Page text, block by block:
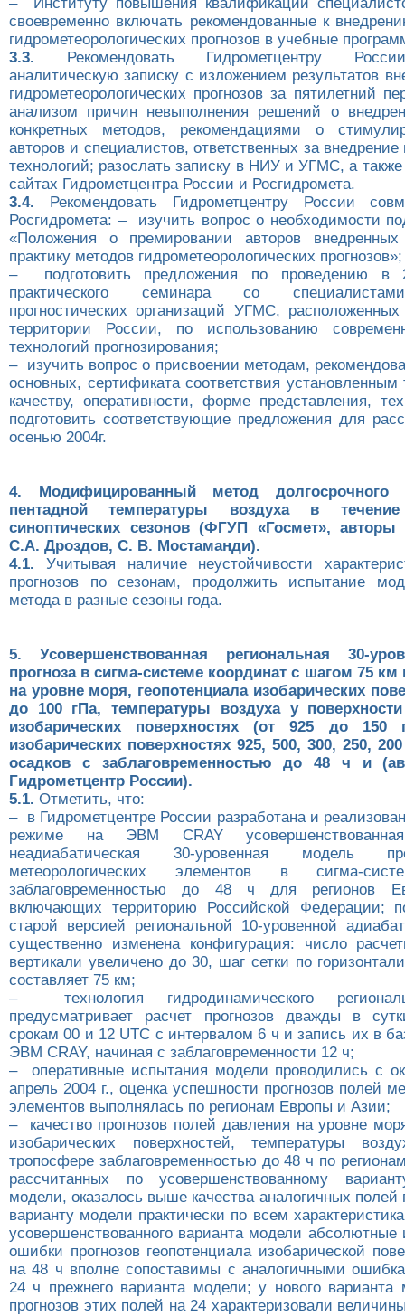
своевременно включать рекомендованные к
гидрометеорологических прогнозов в учебные
3.3. Рекомендовать Гидрометцентру
аналитическую записку с изложением результатов
гидрометеорологических прогнозов за пятилетний
анализом причин невыполнения решений о
конкретных методов, рекомендациями о
авторов и специалистов, ответственных за
технологий; разослать записку в НИУ и УГМС, а также
сайтах Гидрометцентра России и Росгидромета.
3.4. Рекомендовать Гидрометцентру России
Росгидромета: – изучить вопрос о необходимости
«Положения о премировании авторов
практику методов гидрометеорологических прогнозов»;
– подготовить предложения по проведению в
практического семинара со
прогностических организаций УГМС,
территории России, по использованию
технологий прогнозирования;
– изучить вопрос о присвоении методам,
основных, сертификата соответствия
качеству, оперативности, форме представления,
подготовить соответствующие предложения для
осенью 2004г.
4. Модифицированный метод долгосрочного
пентадной температуры воздуха в течение
синоптических сезонов (ФГУП «Госмет»,
С.А. Дроздов, С. В. Мостаманди).
4.1. Учитывая наличие неустойчивости
прогнозов по сезонам, продолжить испытание
метода в разные сезоны года.
5. Усовершенствованная региональная 30-
прогноза в сигма-системе координат с шагом 75
на уровне моря, геопотенциала изобарических
до 100 гПа, температуры воздуха у
изобарических поверхностях (от 925 до 150
изобарических поверхностях 925, 500, 300, 250,
осадков с заблаговременностью до 48 ч и
Гидрометцентр России).
5.1. Отметить, что:
– в Гидрометцентре России разработана и
режиме на ЭВМ CRAY усовершенствованная
неадиабатическая 30-уровенная модель
метеорологических элементов в сигма-
заблаговременностью до 48 ч для регионов
включающих территорию Российской Федерации;
старой версией региональной 10-уровенной
существенно изменена конфигурация: число
вертикали увеличено до 30, шаг сетки по
составляет 75 км;
– технология гидродинамического
предусматривает расчет прогнозов дважды в
срокам 00 и 12 UTC с интервалом 6 ч и запись их в
ЭВМ CRAY, начиная с заблаговременности 12 ч;
– оперативные испытания модели проводились с
апрель 2004 г., оценка успешности прогнозов полей
элементов выполнялась по регионам Европы и Азии;
– качество прогнозов полей давления на уровне
изобарических поверхностей, температуры
тропосфере заблаговременностью до 48 ч по
рассчитанных по усовершенствованному
модели, оказалось выше качества аналогичных
варианту модели практически по всем
усовершенствованного варианта модели абсолютные
ошибки прогнозов геопотенциала изобарической
на 48 ч вполне сопоставимы с аналогичными
24 ч прежнего варианта модели; у нового варианта
прогнозов этих полей на 24 характеризовали